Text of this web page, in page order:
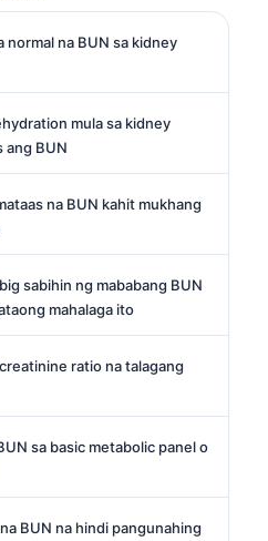
na BUN sa kidney
mula sa kidney
ang BUN
na BUN kahit mukhang
sabihin ng mababang BUN
mahalaga ito
ratio na talagang
sa basic metabolic panel o
BUN na hindi pangunahing